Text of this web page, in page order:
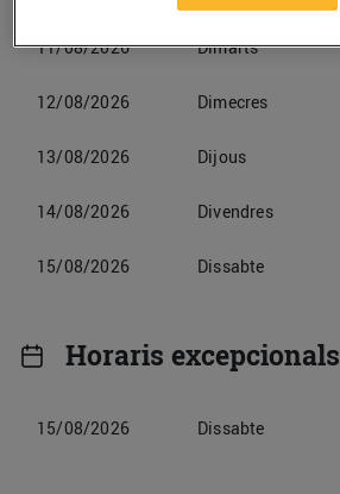
11/08/2026 Dimarts
12/08/2026 Dimecres
13/08/2026 Dijous
14/08/2026 Divendres
15/08/2026 Dissabte
Horaris excepcionals
15/08/2026 Dissabte